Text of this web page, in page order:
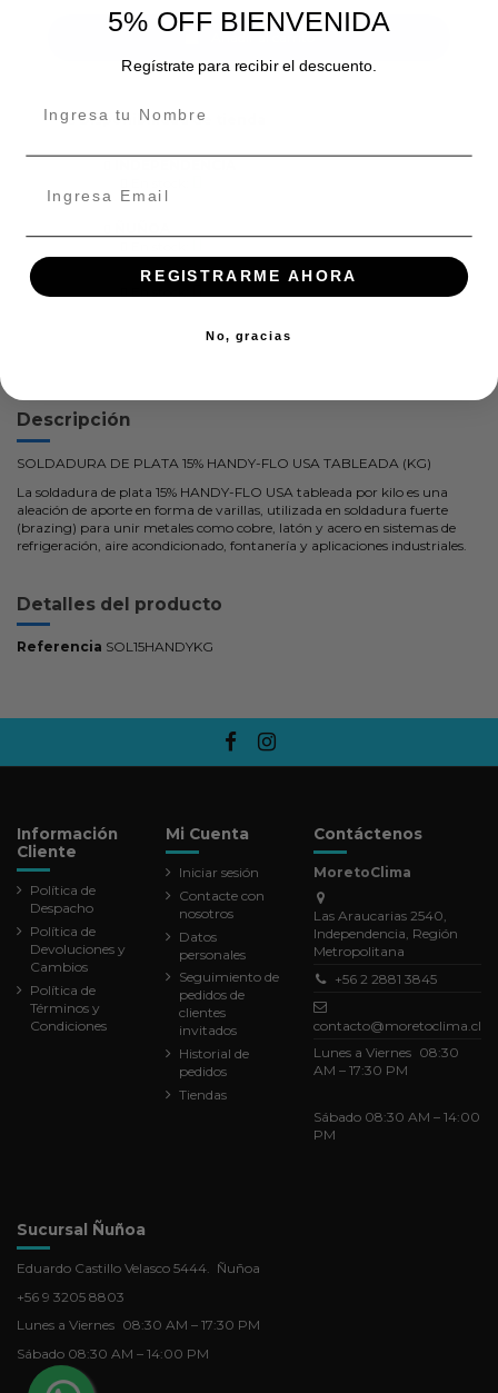
Disponibilidad de tienda
Descripción
SOLDADURA DE PLATA 15% HANDY-FLO USA TABLEADA (KG)
La soldadura de plata 15% HANDY-FLO USA tableada por kilo es una
aleación de aporte en forma de varillas, utilizada en soldadura fuerte
(brazing) para unir metales como cobre, latón y acero en sistemas de
refrigeración, aire acondicionado, fontanería y aplicaciones industriales.
Detalles del producto
Referencia SOL15HANDYKG
Información
Cliente
Política de
Despacho
Política de
Devoluciones y
Cambios
Política de
Términos y
Condiciones
Mi Cuenta
Iniciar sesión
Contacte con
nosotros
Datos
personales
Seguimiento de
pedidos de
clientes
invitados
Historial de
pedidos
Tiendas
Contáctenos
MoretoClima
Las Araucarias 2540,
Independencia, Región
Metropolitana
+56 2 2881 3845
contacto@moretoclima.cl
Lunes a Viernes 08:30
AM – 17:30 PM
Sábado 08:30 AM – 14:00
PM
Sucursal Ñuñoa
Eduardo Castillo Velasco 5444. Ñuñoa
+56 9 3205 8803
Lunes a Viernes 08:30 AM – 17:30 PM
Sábado 08:30 AM – 14:00 PM
5% OFF BIENVENIDA
Regístrate para recibir el descuento.
REGISTRARME AHORA
No, gracias